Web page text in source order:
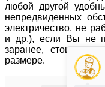
любой другой
непредвиденных
электричество, не
и др.), если Вы не
заранее, стоимость
размере.